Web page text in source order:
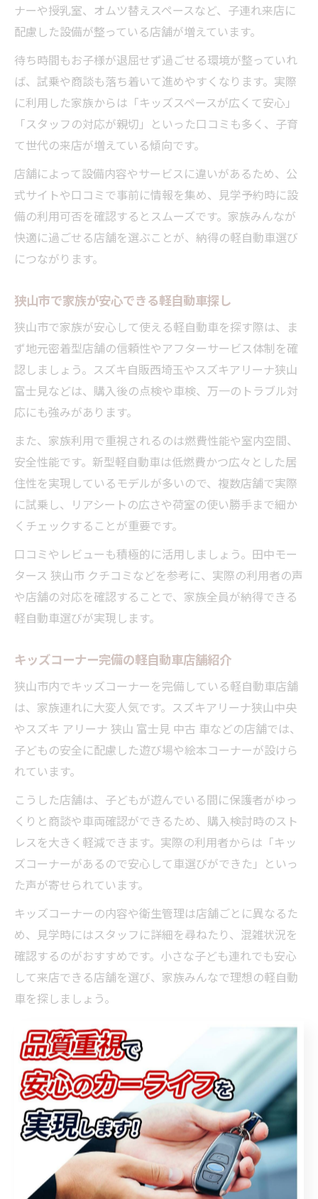
ナーや授乳室、オムツ替えスペースなど、子連れ来店に
配慮した設備が整っている店舗が増えています。
待ち時間もお子様が退屈せず過ごせる環境が整っていれ
ば、試乗や商談も落ち着いて進めやすくなります。実際
に利用した家族からは「キッズスペースが広くて安心」
「スタッフの対応が親切」といった口コミも多く、子育
て世代の来店が増えている傾向です。
店舗によって設備内容やサービスに違いがあるため、公
式サイトや口コミで事前に情報を集め、見学予約時に設
備の利用可否を確認するとスムーズです。家族みんなが
快適に過ごせる店舗を選ぶことが、納得の軽自動車選び
につながります。
狭山市で家族が安心できる軽自動車探し
狭山市で家族が安心して使える軽自動車を探す際は、ま
ず地元密着型店舗の信頼性やアフターサービス体制を確
認しましょう。スズキ自販西埼玉やスズキアリーナ狭山
富士見などは、購入後の点検や車検、万一のトラブル対
応にも強みがあります。
また、家族利用で重視されるのは燃費性能や室内空間、
安全性能です。新型軽自動車は低燃費かつ広々とした居
住性を実現しているモデルが多いので、複数店舗で実際
に試乗し、リアシートの広さや荷室の使い勝手まで細か
くチェックすることが重要です。
口コミやレビューも積極的に活用しましょう。田中モー
タース 狭山市 クチコミなどを参考に、実際の利用者の声
や店舗の対応を確認することで、家族全員が納得できる
軽自動車選びが実現します。
キッズコーナー完備の軽自動車店舗紹介
狭山市内でキッズコーナーを完備している軽自動車店舗
は、家族連れに大変人気です。スズキアリーナ狭山中央
やスズキ アリーナ 狭山 富士見 中古 車などの店舗では、
子どもの安全に配慮した遊び場や絵本コーナーが設けら
れています。
こうした店舗は、子どもが遊んでいる間に保護者がゆっ
くりと商談や車両確認ができるため、購入検討時のスト
レスを大きく軽減できます。実際の利用者からは「キッ
ズコーナーがあるので安心して車選びができた」といっ
た声が寄せられています。
キッズコーナーの内容や衛生管理は店舗ごとに異なるた
め、見学時にはスタッフに詳細を尋ねたり、混雑状況を
確認するのがおすすめです。小さな子ども連れでも安心
して来店できる店舗を選び、家族みんなで理想の軽自動
車を探しましょう。
家族構成に合う軽自動車のモデル選択術
家族構成に合わせた軽自動車選びは、快適なカーライフ
の実現に直結します。例えば、乳幼児や小学生がいるご
家庭なら、スライドドアや広い後席、荷物がたっぷり積
めるラゲッジスペースのある新型モデルが人気です。
高齢者が同乗する場合は、乗降性の良さや視界の広さ、
運転支援装備の充実度も重要なポイントとなります。ス